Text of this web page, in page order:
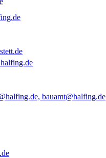
bauamt@halfing.de